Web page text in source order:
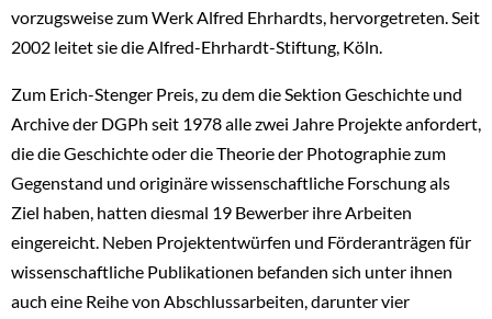
vorzugsweise zum Werk Alfred Ehrhardts, hervorgetreten. Seit
2002 leitet sie die Alfred-Ehrhardt-Stiftung, Köln.
Zum Erich-Stenger Preis, zu dem die Sektion Geschichte und
Archive der DGPh seit 1978 alle zwei Jahre Projekte anfordert,
die die Geschichte oder die Theorie der Photographie zum
Gegenstand und originäre wissenschaftliche Forschung als
Ziel haben, hatten diesmal 19 Bewerber ihre Arbeiten
eingereicht. Neben Projektentwürfen und Förderanträgen für
wissenschaftliche Publikationen befanden sich unter ihnen
auch eine Reihe von Abschlussarbeiten, darunter vier